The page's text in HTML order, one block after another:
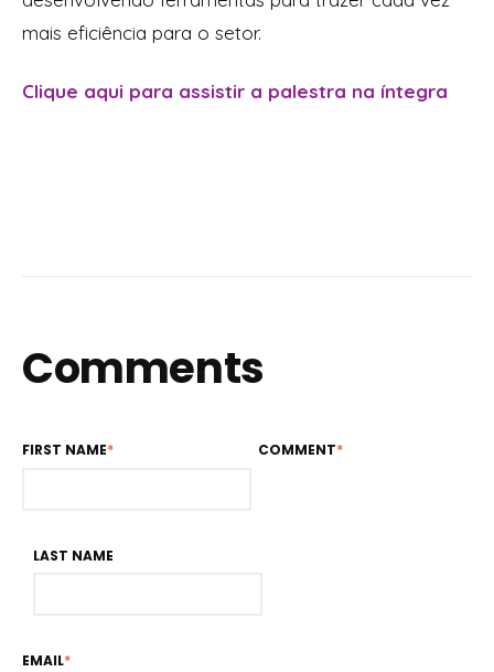
mais eficiência para o setor.
Clique aqui para assistir a palestra na íntegra
Comments
FIRST NAME*
LAST NAME
EMAIL*
COMMENT*